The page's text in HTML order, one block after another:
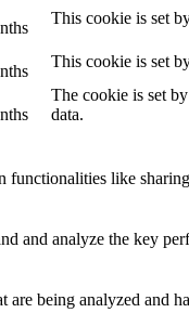
This cookie is set
This cookie is set
The cookie is set
data.
like
and analyze the key
are being analyzed and